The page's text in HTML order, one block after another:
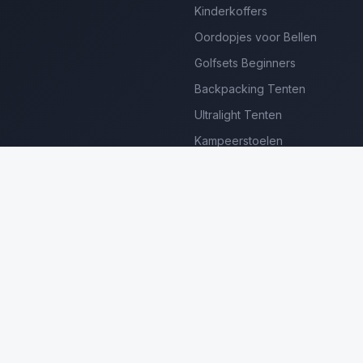
Kinderkoffers
Oordopjes voor Bellen
Golfsets Beginners
Backpacking Tenten
Ultralight Tenten
Kampeerstoelen